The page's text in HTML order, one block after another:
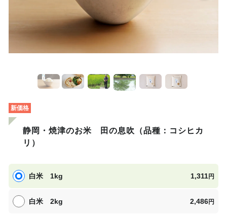
新価格
静岡・焼津のお米 田の息吹（品種：コシヒカ
リ）
白米 1kg 1,311円
白米 2kg 2,486円